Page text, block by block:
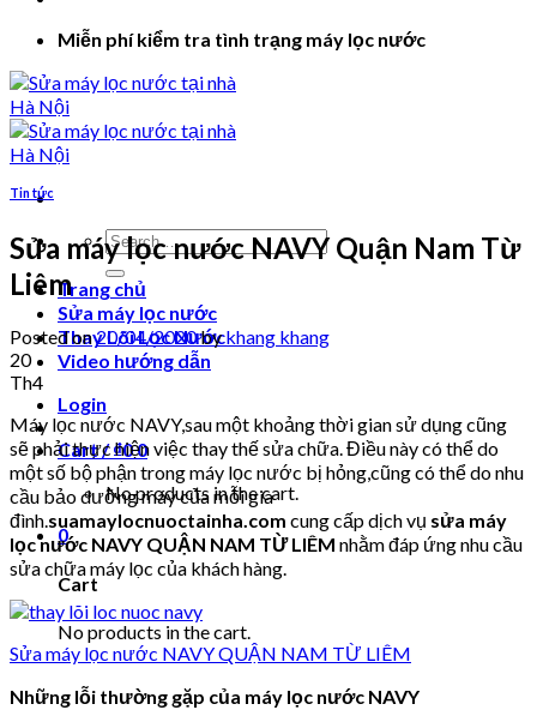
Miễn phí kiểm tra tình trạng máy lọc nước
Search
for:
Trang chủ
Sửa máy lọc nước
Thay Lõi Lọc Nước
Video hướng dẫn
Login
Cart /₫00
No products in the cart.
0
Cart
No products in the cart.
Tin tức
Sửa máy lọc nước NAVY Quận Nam Từ
Liêm
Posted on20/04/2020bykhang khang
20
Th4
Máy lọc nước NAVY,sau một khoảng thời gian sử dụng cũng
sẽ phải thực hiện việc thay thế sửa chữa. Điều này có thể do
một số bộ phận trong máy lọc nước bị hỏng,cũng có thể do nhu
cầu bảo dưỡng máy của mỗi gia
đình.suamaylocnuoctainha.com cung cấp dịch vụ sửa máy
lọc nước NAVY QUẬN NAM TỪ LIÊM nhằm đáp ứng nhu cầu
sửa chữa máy lọc của khách hàng.
Sửa máy lọc nước NAVY QUẬN NAM TỪ LIÊM
Những lỗi thường gặp của máy lọc nước NAVY